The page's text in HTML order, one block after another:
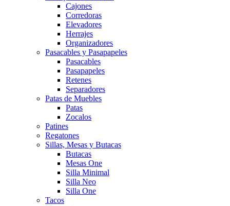
Cajones
Corredoras
Elevadores
Herrajes
Organizadores
Pasacables y Pasapapeles
Pasacables
Pasapapeles
Retenes
Separadores
Patas de Muebles
Patas
Zocalos
Patines
Regatones
Sillas, Mesas y Butacas
Butacas
Mesas One
Silla Minimal
Silla Neo
Silla One
Tacos